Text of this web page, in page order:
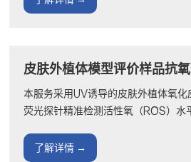
皮肤外植体模型评价样品抗
本服务采用UV诱导的皮肤外植体氧
荧光探针精准检测活性氧（ROS）水
报告···
了解详情 →